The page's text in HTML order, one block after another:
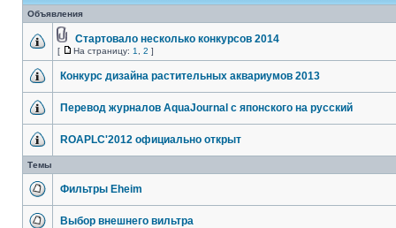
Объявления
Стартовало несколько конкурсов 2014
[ На страницу: 1 2 ]
Конкурс дизайна растительных аквариумов 2013
Перевод журналов AquaJournal с японского на русский
ROAPLC'2012 официально открыт
Темы
Фильтры Eheim
Выбор внешнего вильтра